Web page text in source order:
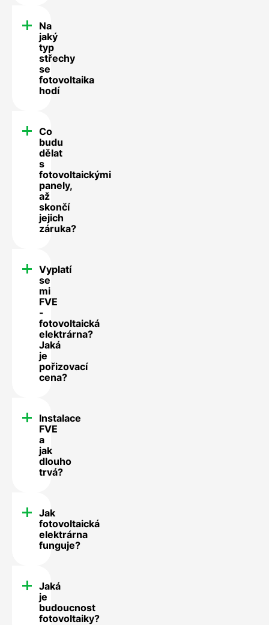
Na
jaký
typ
střechy
se
fotovoltaika
hodí
Co
budu
dělat
s
fotovoltaickými
panely,
až
skončí
jejich
záruka?
Vyplatí
se
mi
FVE
-
fotovoltaická
elektrárna?
Jaká
je
pořizovací
cena?
Instalace
FVE
a
jak
dlouho
trvá?
Jak
fotovoltaická
elektrárna
funguje?
Jaká
je
budoucnost
fotovoltaiky?